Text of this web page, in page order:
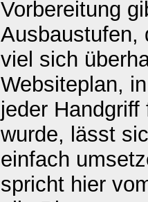
Vorbereitung
Ausbaustufen,
viel sich
Websiteplan,
jeder
wurde, lässt
einfach
spricht hier